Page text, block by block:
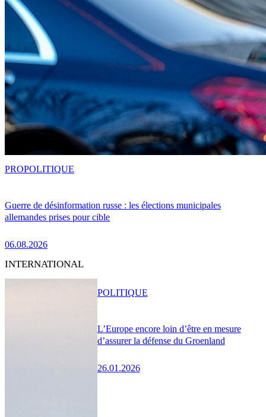
Guerre de désinformation russe : les élections municipales
allemandes prises pour cible
06.08.2026
PROPOLITIQUE
INTERNATIONAL
L’Europe encore loin d’être en mesure
d’assurer la défense du Groenland
26.01.2026
POLITIQUE